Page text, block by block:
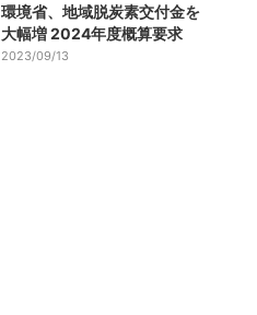
環境省、地域脱炭素交付金を
大幅増 2024年度概算要求
2023/09/13